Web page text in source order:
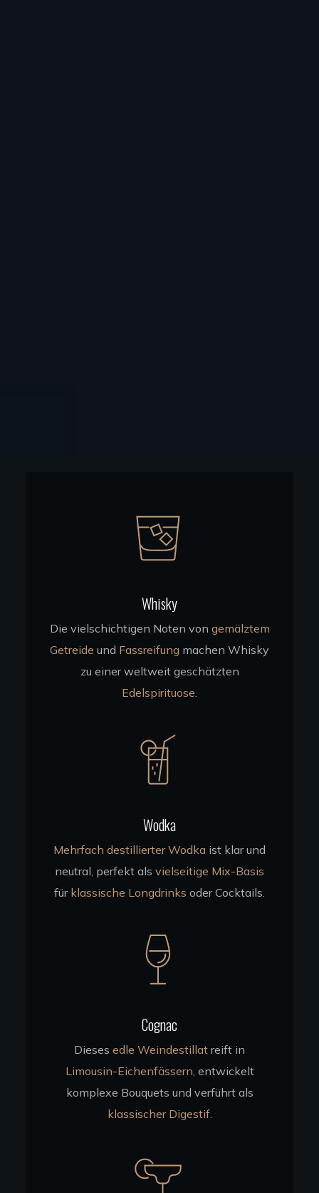
Whisky
Die vielschichtigen Noten von gemälztem
Getreide und Fassreifung machen Whisky
zu einer weltweit geschätzten
Edelspirituose
Wodka
Mehrfach destillierter Wodka ist klar und
neutral, perfekt als vielseitige Mix-Basis
für klassische Longdrinks oder Cocktails.
Cognac
Dieses edle Weindestillat reift in
Limousin-Eichenfässern , entwickelt
komplexe Bouquets und verführt als
klassischer Digestif.